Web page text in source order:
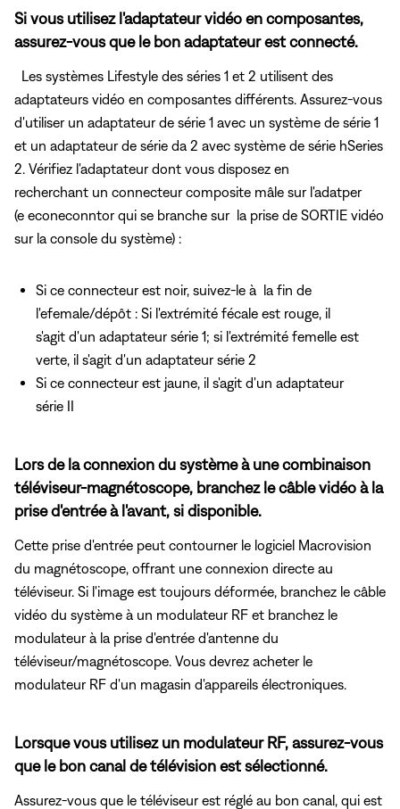
Si vous utilisez l'adaptateur vidéo en composantes,
assurez-vous que le bon adaptateur est connecté.
Les systèmes Lifestyle des séries 1 et 2 utilisent des
adaptateurs vidéo en composantes différents. Assurez-vous
d'utiliser un adaptateur de série 1 avec un système de série 1
et un adaptateur de série da 2 avec système de série hSeries
2. Vérifiez l'adaptateur dont vous disposez en
recherchant un connecteur composite mâle sur l'adatper
(e econeconntor qui se branche sur la prise de SORTIE vidéo
sur la console du système) :
Si ce connecteur est noir, suivez-le à la fin de
l'efemale/dépôt : Si l'extrémité fécale est rouge, il
s'agit d'un adaptateur série 1; si l'extrémité femelle est
verte, il s'agit d'un adaptateur série 2
Si ce connecteur est jaune, il s'agit d'un adaptateur
série II
Lors de la connexion du système à une combinaison
téléviseur-magnétoscope, branchez le câble vidéo à la
prise d'entrée à l'avant, si disponible.
Cette prise d'entrée peut contourner le logiciel Macrovision
du magnétoscope, offrant une connexion directe au
téléviseur. Si l'image est toujours déformée, branchez le câble
vidéo du système à un modulateur RF et branchez le
modulateur à la prise d'entrée d'antenne du
téléviseur/magnétoscope. Vous devrez acheter le
modulateur RF d'un magasin d'appareils électroniques.
Lorsque vous utilisez un modulateur RF, assurez-vous
que le bon canal de télévision est sélectionné.
Assurez-vous que le téléviseur est réglé au bon canal, qui est